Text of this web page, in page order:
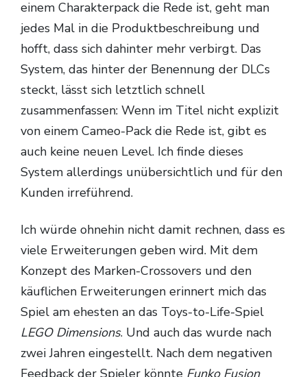
einem Charakterpack die Rede ist, geht man
jedes Mal in die Produktbeschreibung und
hofft, dass sich dahinter mehr verbirgt. Das
System, das hinter der Benennung der DLCs
steckt, lässt sich letztlich schnell
zusammenfassen: Wenn im Titel nicht explizit
von einem Cameo-Pack die Rede ist, gibt es
auch keine neuen Level. Ich finde dieses
System allerdings unübersichtlich und für den
Kunden irreführend.
Ich würde ohnehin nicht damit rechnen, dass es
viele Erweiterungen geben wird. Mit dem
Konzept des Marken-Crossovers und den
käuflichen Erweiterungen erinnert mich das
Spiel am ehesten an das Toys-to-Life-Spiel
LEGO Dimensions. Und auch das wurde nach
zwei Jahren eingestellt. Nach dem negativen
Feedback der Spieler könnte Funko Fusion